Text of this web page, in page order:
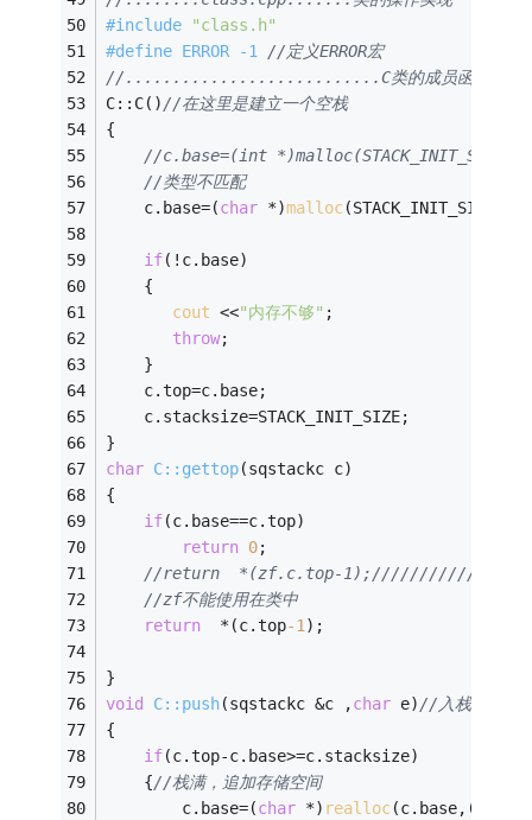
#include
"class.h"
#define ERROR -1 //定义ERROR宏
//...........................C类的成员函数
C::C()//在这里是建立一个空栈
{
//c.base=(int
//类型不匹配
	c.base=(
char *)malloc(STACK_INIT_SIZE*
if(!c.base)
	{
cout <<"内存不够" ;
throw;
	}
	c.top=c.base;
	c.stacksize=STACK_INIT_SIZE;
}
char C::gettop(sqstackc c)
{
if(c.base==c.top)
return 0;
//return  *(zf.c.top-
//zf不能使用在类中
return
  *(c.top
-1);
}
void
C::push(sqstackc &c ,char e)//入栈
{
if(c.top-c.base>=c.stacksize)
	{
//栈满，追加存储空间
		c.base=(
char *) realloc